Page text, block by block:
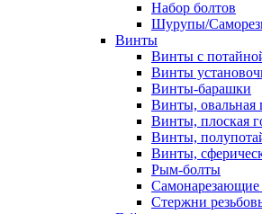
Набор болтов
Шурупы/
Винты
Винты с
Винты
Винты-барашки
Винты, овальная
Винты, плоская
Винты,
Винты,
Рым-болты
Стержни